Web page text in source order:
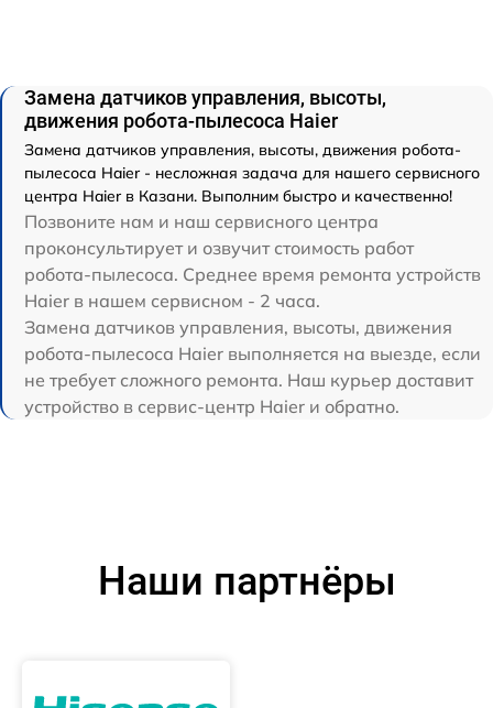
Замена датчиков управления, высоты,
движения робота-пылесоса Haier
Замена датчиков управления, высоты, движения робота-
пылесоса Haier - несложная задача для нашего сервисного
центра Haier в Казани. Выполним быстро и качественно!
Позвоните нам и наш сервисного центра
проконсультирует и озвучит стоимость работ
робота-пылесоса. Среднее время ремонта устройств
Haier в нашем сервисном - 2 часа.
Замена датчиков управления, высоты, движения
робота-пылесоса Haier выполняется на выезде, если
не требует сложного ремонта. Наш курьер доставит
устройство в сервис-центр Haier и обратно.
Наши партнёры